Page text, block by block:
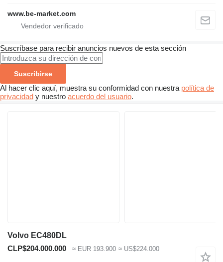
www.be-market.com
Suscríbase para recibir anuncios nuevos de esta sección
Suscribirse
Al hacer clic aquí, muestra su conformidad con nuestra política de
privacidad y nuestro acuerdo del usuario.
Volvo EC480DL
CLP$204.000.000
≈ EUR 193.900 ≈ US$224.000